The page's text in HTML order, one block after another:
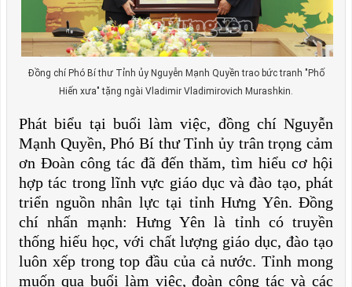
Đồng chí Phó Bí thư Tỉnh ủy Nguyễn Mạnh Quyền trao bức tranh "Phố
Hiến xưa" tặng ngài Vladimir Vladimirovich Murashkin.
Phát biểu tại buổi làm việc, đồng chí Nguyễn
Mạnh Quyền, Phó Bí thư Tỉnh ủy trân trọng cảm
ơn Đoàn công tác đã đến thăm, tìm hiểu cơ hội
hợp tác trong lĩnh vực giáo dục và đào tạo, phát
triển nguồn nhân lực tại tỉnh Hưng Yên. Đồng
chí nhấn mạnh: Hưng Yên là tỉnh có truyền
thống hiếu học, với chất lượng giáo dục, đào tạo
luôn xếp trong top đầu của cả nước. Tỉnh mong
muốn qua buổi làm việc, đoàn công tác và các